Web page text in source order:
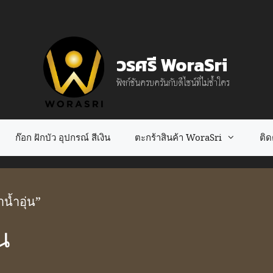
วรศรี WoraSri
ฟังก์ชันครบครันกับดีไซน์ที่ไม่ซ้ำใคร
ก๊อก ฝักบัว อุปกรณ์ สีเงิน ตะกร้าสินค้า WoraSri ติ
น้ำอุ่น”